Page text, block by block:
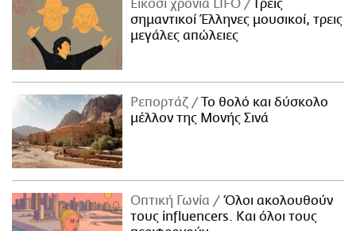
Είκοσι χρόνια LIFO
Tρεις
σημαντικοί Έλληνες μουσικοί, τρεις
μεγάλες απώλειες
Ρεπορτάζ
Το θολό και δύσκολο
μέλλον της Μονής Σινά
Οπτική Γωνία
Όλοι ακολουθούν
τους influencers. Και όλοι τους